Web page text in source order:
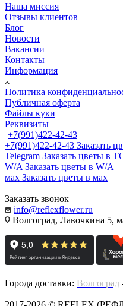
Наша миссия
Отзывы клиентов
Блог
Новости
Вакансии
Контакты
Информация
Политика
Публичная оферта
Файлы куки
Реквизиты
+7(991)422-42-43
+7(991)422-42-43 Заказать
Telegram Заказать цветы в
W/A Заказать цветы в W/A
мах Заказать цветы в мах
Заказать звонок
info@reflexflower.ru
Волгоград, Лавочкина 5,
Города доставки: Волгоград